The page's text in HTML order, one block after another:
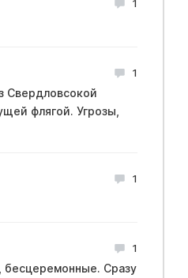
1
1
Свердловсокой
флягой. Угрозы,
1
1
Сразу